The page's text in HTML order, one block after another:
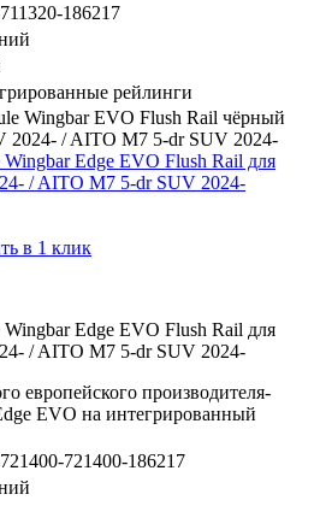
186217
рейлинги
Edge EVO Flush Rail для
/ AITO M7 5-dr SUV 2024-
в 1 клик
Edge EVO Flush Rail для
/ AITO M7 5-dr SUV 2024-
европейского производителя-
EVO на интегрированный
721400-186217